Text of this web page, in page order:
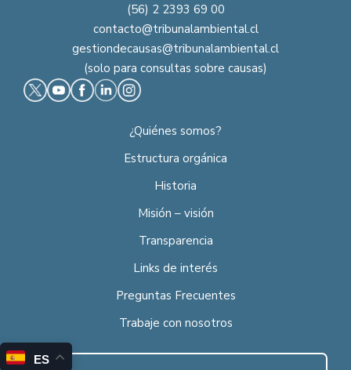
(56) 2 2393 69 00
contacto@tribunalambiental.cl
gestiondecausas@tribunalambiental.cl
(solo para consultas sobre causas)
¿Quiénes somos?
Estructura orgánica
Historia
Misión – visión
Transparencia
Links de interés
Preguntas Frecuentes
Trabaje con nosotros
ES